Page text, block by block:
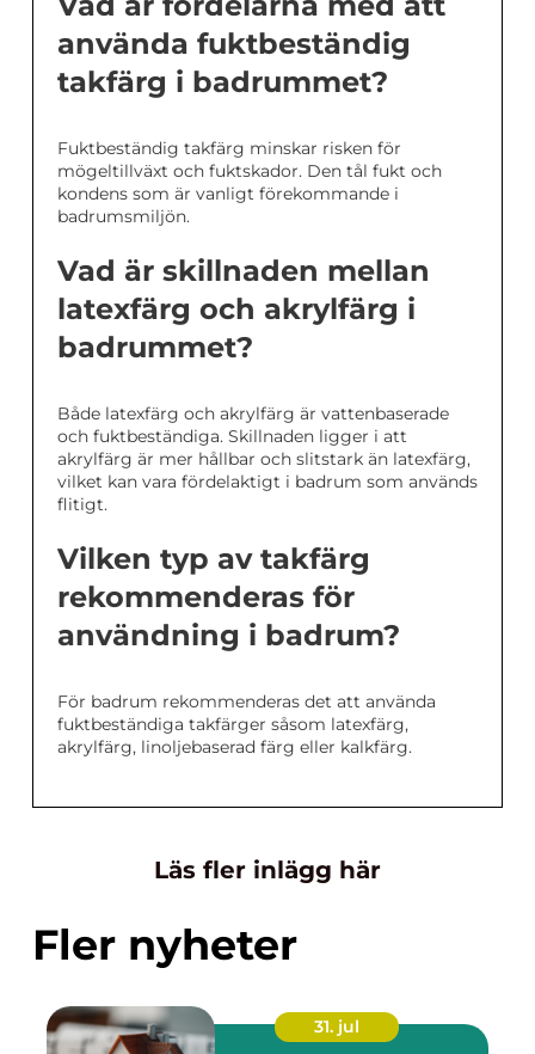
använda fuktbeständig
takfärg i badrummet?
Fuktbeständig takfärg minskar risken för
mögeltillväxt och fuktskador. Den tål fukt och
kondens som är vanligt förekommande i
badrumsmiljön.
Vad är skillnaden mellan
latexfärg och akrylfärg i
badrummet?
Både latexfärg och akrylfärg är vattenbaserade
och fuktbeständiga. Skillnaden ligger i att
akrylfärg är mer hållbar och slitstark än latexfärg,
vilket kan vara fördelaktigt i badrum som används
flitigt.
Vilken typ av takfärg
rekommenderas för
användning i badrum?
För badrum rekommenderas det att använda
fuktbeständiga takfärger såsom latexfärg,
akrylfärg, linoljebaserad färg eller kalkfärg.
Läs fler inlägg här
Fler nyheter
31. jul